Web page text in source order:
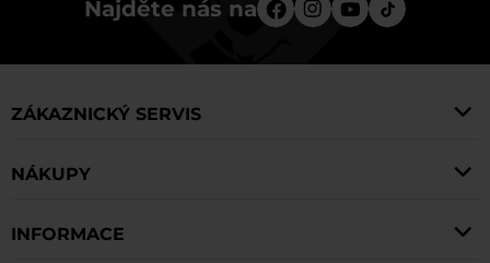
Najděte nás na
ZÁKAZNICKÝ SERVIS
NÁKUPY
INFORMACE